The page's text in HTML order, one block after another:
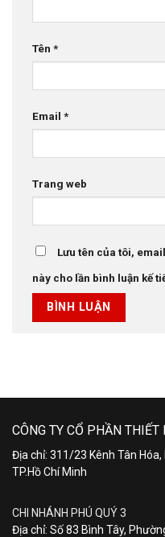
Tên *
Email *
Trang web
Lưu tên của tôi,
này cho lần bình luận kế
CÔNG TY CỔ PHẦN
Địa chỉ: 311/23 Kênh Tân
TP.Hồ Chí Minh
CHI NHÁNH PHÚ QUÝ 3
Địa chỉ: Số 83 Bình Tây,